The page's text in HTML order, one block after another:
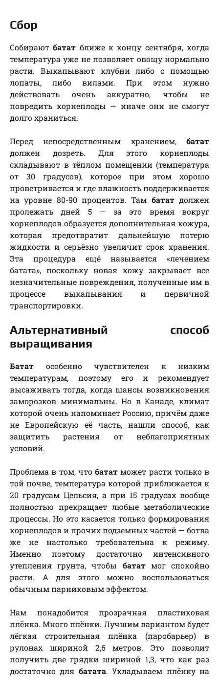
Сбор
Собирают батат ближе к концу сентября, когда
температура уже не позволяет овощу нормально
расти. Выкапывают клубни либо с помощью
лопаты, либо вилами. При этом нужно
действовать очень аккуратно, чтобы не
повредить корнеплоды — иначе они не смогут
долго храниться.
Перед непосредственным хранением, батат
должен дозреть. Для этого корнеплоды
складывают в тёплом помещении (температура
от 30 градусов), которое при этом хорошо
проветривается и где влажность поддерживается
на уровне 80-90 процентов. Там бататдолжен
пролежать дней 5 — за это время вокруг
корнеплодов образуется дополнительная кожура,
которая предотвратит дальнейшую потерю
жидкости и серьёзно увеличит срок хранения.
Эта процедура ещё называется «лечением
батата», поскольку новая кожу закрывает все
незначительные повреждения, полученные им в
процессе выкапывания и первичной
транспортировки.
Альтернативный способ
выращивания
Батат особенно чувствителен к низким
температурам, поэтому его и рекомендует
высаживать тогда, когда шансы возникновения
заморозков минимальны. Но в Канаде, климат
которой очень напоминает Россию, причём даже
не Европейскую её часть, нашли способ, как
защитить растения от неблагоприятных
условий.
Проблема в том, что батат может расти только в
той почве, температура которой приближается к
20 градусам Цельсия, а при 15 градусах вообще
полностью прекращает любые метаболические
процессы. Но это касается только формирования
корнеплодов и прочих подземных частей — ботва
же не настолько требовательна к режиму.
Именно поэтому достаточно интенсивного
утепления грунта, чтобы бататмог спокойно
расти. А для этого можно воспользоваться
обычным парниковым эффектом.
Нам понадобится прозрачная пластиковая
плёнка. Много плёнки. Лучшим вариантом будет
лёгкая строительная плёнка (паробарьер) в
рулонах шириной 2,6 метров. Это позволит
получить две грядки шириной 1,3, что как раз
достаточно для батата. Укладываем плёнку на